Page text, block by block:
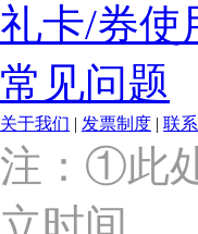
礼卡/券使
常见问题
关于我们 | 发票制度 | 联
上
海
市
浦
注：①此